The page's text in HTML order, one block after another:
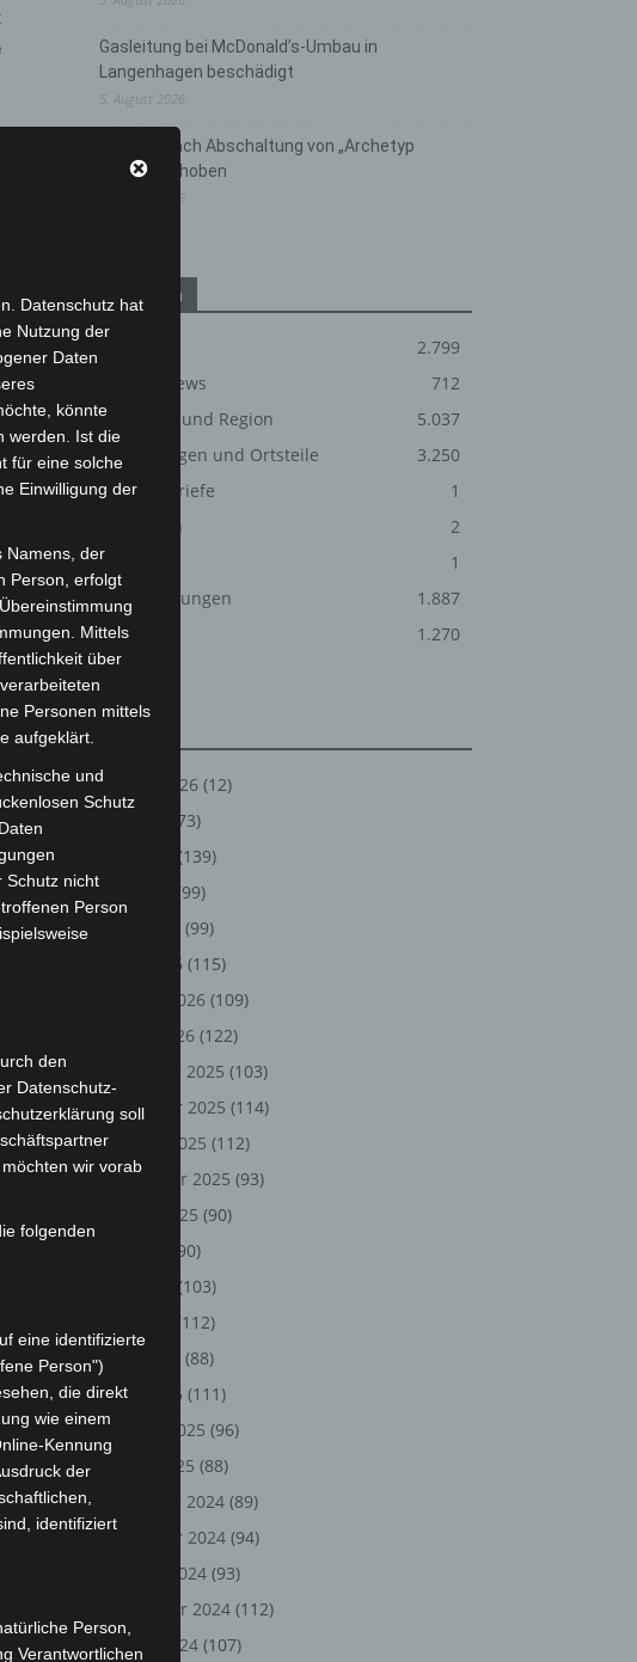
Gasleitung bei McDonald’s-Umbau in
Langenhagen beschädigt
5. August 2026
Anklage nach Abschaltung von „Archetyp
Market“ erhoben
Kategorien
2.799
Corona-News
712
Hannover und Region
5.037
Langenhagen und Ortsteile
3.250
Leserbriefe
1
Menschen
2
Über uns
1
Veranstaltungen
1.887
Welt
1.270
August 2026 (12)
(73)
(139)
(99)
(99)
März 2026 (115)
Februar 2026 (109)
Januar 2026 (122)
Dezember 2025 (103)
November 2025 (114)
Oktober 2025 (112)
September 2025 (93)
August 2025 (90)
(90)
(103)
(112)
April 2025
(88)
März 2025 (111)
Februar 2025 (96)
Januar 2025 (88)
Dezember 2024 (89)
November 2024 (94)
Oktober 2024 (93)
September 2024 (112)
August 2024 (107)
Datenschutz hat
Nutzung der
Daten
könnte
werden. Ist die
für eine solche
Einwilligung der
Namens, der
Person, erfolgt
Mittels
über
Personen mittels
aufgeklärt.
und
Schutz
Schutz nicht
Person
den
Datenschutz-
soll
wir vorab
folgenden
eine identifizierte
Person")
die direkt
wie einem
Kennung
der
identifiziert
Person,
Verantwortlichen